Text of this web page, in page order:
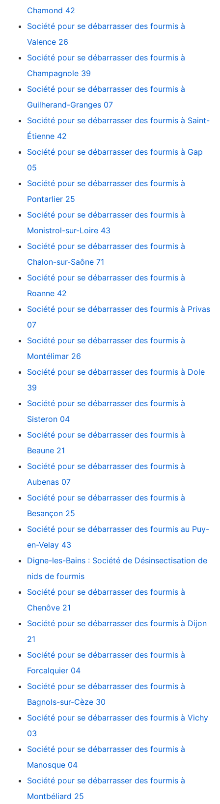
Chamond 42
Société pour se débarrasser des fourmis à
Valence 26
Société pour se débarrasser des fourmis à
Champagnole 39
Société pour se débarrasser des fourmis à
Guilherand-Granges 07
Société pour se débarrasser des fourmis à Saint-
Étienne 42
Société pour se débarrasser des fourmis à Gap
05
Société pour se débarrasser des fourmis à
Pontarlier 25
Société pour se débarrasser des fourmis à
Monistrol-sur-Loire 43
Société pour se débarrasser des fourmis à
Chalon-sur-Saône 71
Société pour se débarrasser des fourmis à
Roanne 42
Société pour se débarrasser des fourmis à Privas
07
Société pour se débarrasser des fourmis à
Montélimar 26
Société pour se débarrasser des fourmis à Dole
39
Société pour se débarrasser des fourmis à
Sisteron 04
Société pour se débarrasser des fourmis à
Beaune 21
Société pour se débarrasser des fourmis à
Aubenas 07
Société pour se débarrasser des fourmis à
Besançon 25
Société pour se débarrasser des fourmis au Puy-
en-Velay 43
Digne-les-Bains : Société de Désinsectisation de
nids de fourmis
Société pour se débarrasser des fourmis à
Chenôve 21
Société pour se débarrasser des fourmis à Dijon
21
Société pour se débarrasser des fourmis à
Forcalquier 04
Société pour se débarrasser des fourmis à
Bagnols-sur-Cèze 30
Société pour se débarrasser des fourmis à Vichy
03
Société pour se débarrasser des fourmis à
Manosque 04
Société pour se débarrasser des fourmis à
Montbéliard 25